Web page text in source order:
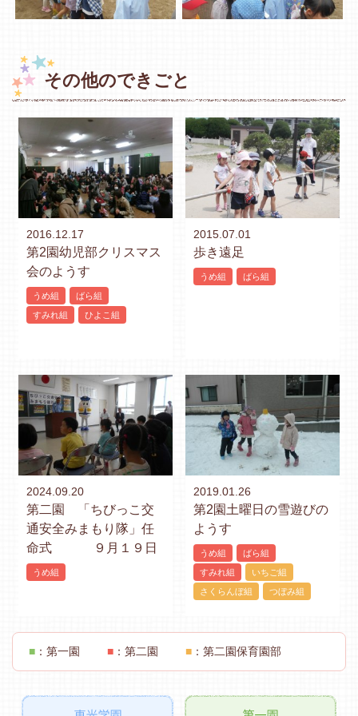
その他のできごと
2016.12.17
第2園幼児部クリスマス
会のようす
うめ組
ばら組
すみれ組
ひよこ組
2015.07.01
歩き遠足
うめ組 ばら組
2024.09.20
第二園 「ちびっこ交
通安全みまもり隊」任
命式 ９月１９日
うめ組
2019.01.26
第2園土曜日の雪遊びの
ようす
うめ組
ばら組
すみれ組
いちご組
さくらんぼ組
つぼみ組
■ ：第一園 ■ ：第二園 ■ ：第二園保育園部